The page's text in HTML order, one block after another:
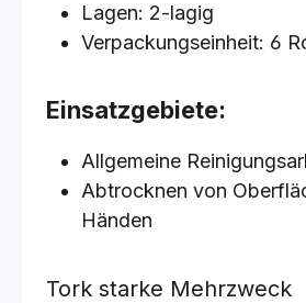
Lagen: 2-lagig
Verpackungseinheit: 6
Einsatzgebiete:
Allgemeine
Abtrocknen von
Händen
Tork starke Mehrzweck